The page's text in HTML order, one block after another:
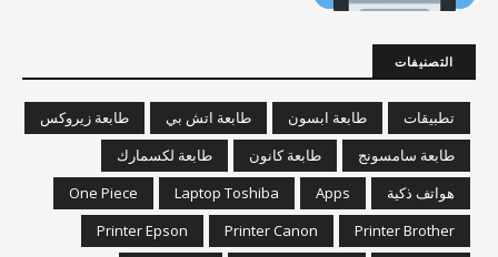
التصنيفات
تطبيقات طابعة ابسون طابعة اتش بي
طابعة زيروكس
طابعة سامسونج
طابعة كانون
طابعة لكسمارك
هواتف ذكية
Apps
Laptop Toshiba
One Piece
Printer Brother
Printer Canon
Printer Epson